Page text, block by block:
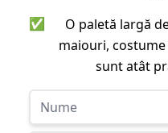
✅
O paletă largă
maiouri,
sunt atât